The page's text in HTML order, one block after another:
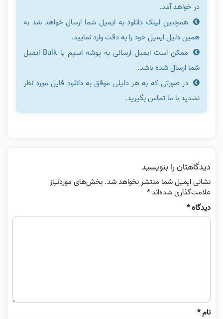
در خواهد آمد.
همچنین لینک دانلود به ایمیل شما ارسال خواهد شد به
همین دلیل ایمیل خود را به دقت وارد نمایید.
ممکن است ایمیل ارسالی به پوشه اسپم یا Bulk ایمیل
شما ارسال شده باشد.
در صورتی که به هر دلیلی موفق به دانلود فایل مورد نظر
نشدید با ما تماس بگیرید.
دیدگاهتان را بنویسید
نشانی ایمیل شما منتشر نخواهد شد. بخش‌های موردنیاز
علامت‌گذاری شده‌اند*
دیدگاه*
نام*